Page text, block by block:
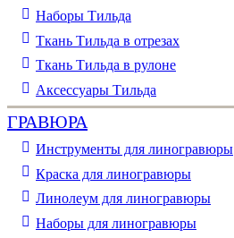
Наборы Тильда
Ткань Тильда в отрезах
Ткань Тильда в рулоне
Аксессуары Тильда
ГРАВЮРА
Инструменты для линогравюры
Краска для линогравюры
Линолеум для линогравюры
Наборы для линогравюры